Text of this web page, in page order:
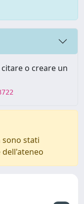
o creare un
sono stati